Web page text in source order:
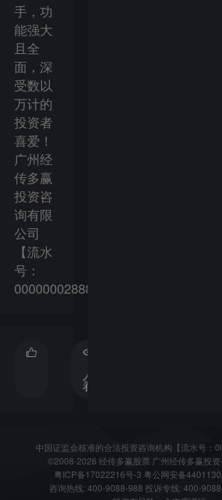
手，功
能强大
且全
面，深
受数以
万计的
投资者
喜爱！
广州经
传多赢
投资咨
询有限
公司
【流水
号：
000000028881】
人观
看过
中国证监会核准的合法投资咨询机构【流水号：
©2008-2026 经传多赢股票 广州经传多赢投资
粤ICP备17022216号-3 粤公网安备
咨询热线: 400-9088-988 投诉专线: 400-